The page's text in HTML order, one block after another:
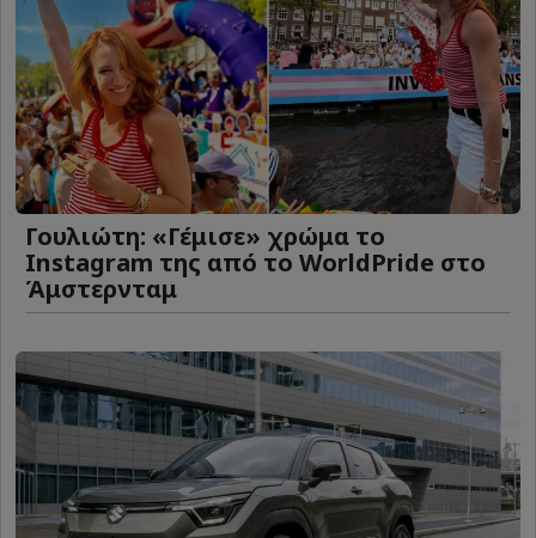
Γουλιώτη: «Γέμισε» χρώμα το
Instagram της από το WorldPride στο
Άμστερνταμ